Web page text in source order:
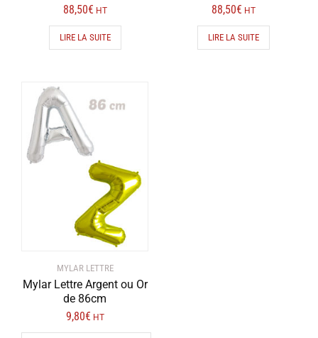
88,50€ HT
LIRE LA SUITE
88,50€ HT
LIRE LA SUITE
MYLAR LETTRE
Mylar Lettre Argent ou Or
de 86cm
9,80€ HT